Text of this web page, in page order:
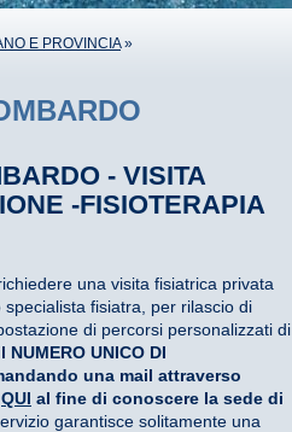
E PROVINCIA»
- VISITA
-FISIOTERAPIA
una visita fisiatrica privata
fisiatra, per rilascio di
di percorsi personalizzati di
UNICO DI
una mail attraverso
QUI al fine di conoscere la sede di
garantisce solitamente una